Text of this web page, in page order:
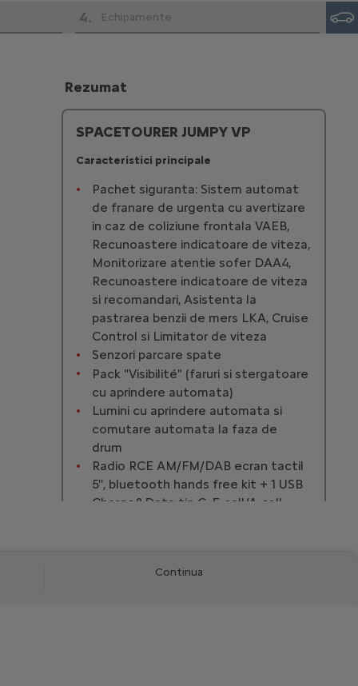
4. Echipamente
Rezumat
SPACETOURER JUMPY VP
Caracteristici principale
Pachet siguranta: Sistem automat
de franare de urgenta cu avertizare
in caz de coliziune frontala VAEB,
Recunoastere indicatoare de viteza,
Monitorizare atentie sofer DAA4,
Recunoastere indicatoare de viteza
si recomandari, Asistenta la
pastrarea benzii de mers LKA, Cruise
Control si Limitator de viteza
Senzori parcare spate
Pack "Visibilité" (faruri si stergatoare
cu aprindere automata)
Lumini cu aprindere automata si
comutare automata la faza de
drum
Radio RCE AM/FM/DAB ecran tactil
5'', bluetooth hands free kit + 1 USB
Charge&Data tip C, E-call/A-call
Continua